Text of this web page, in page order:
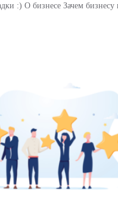
:) О бизнесе Зачем бизнесу